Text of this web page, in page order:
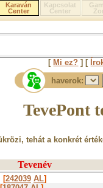
Karaván
Center
Kapcsolat
Center
[ Mi ez? ] [
haverok:
TevePont
tehát a konkrét
Tevenév
[242039 AL]